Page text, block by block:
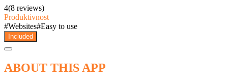
4(8 reviews)
Produktivnost
#Websites#Easy to use
Included
ABOUT THIS APP